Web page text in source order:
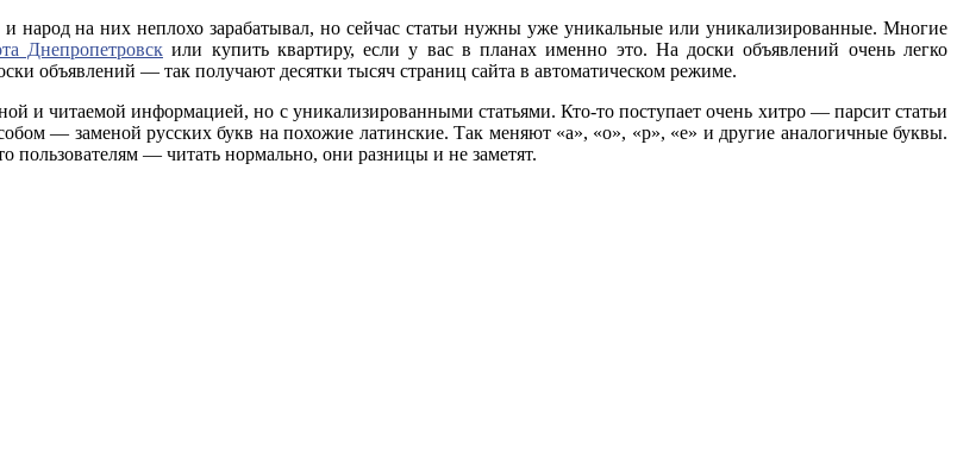
народ на них неплохо зарабатывал, но сейчас статьи нужны уже уникальные или уникализированные. Многие
Днепропетровскили купить квартиру, если у вас в планах именно это. На доски объявлений очень легко
объявлений — так получают десятки тысяч страниц сайта в автоматическом режиме.
и читаемой информацией, но с уникализированными статьями. Кто-то поступает очень хитро — парсит статьи
— заменой русских букв на похожие латинские. Так меняют «a», «o», «p», «e» и другие аналогичные буквы.
пользователям — читать нормально, они разницы и не заметят.